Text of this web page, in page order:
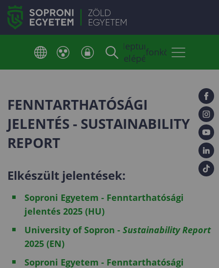
Neptun
belépés
Telefonkönyv
FENNTARTHATÓSÁGI
JELENTÉS - SUSTAINABILITY
REPORT
Elkészült jelentések:
Soproni Egyetem - Fenntarthatósági
jelentés 2025 (HU)
University of Sopron - Sustainability Report
2025 (EN)
Soproni Egyetem - Fenntarthatósági